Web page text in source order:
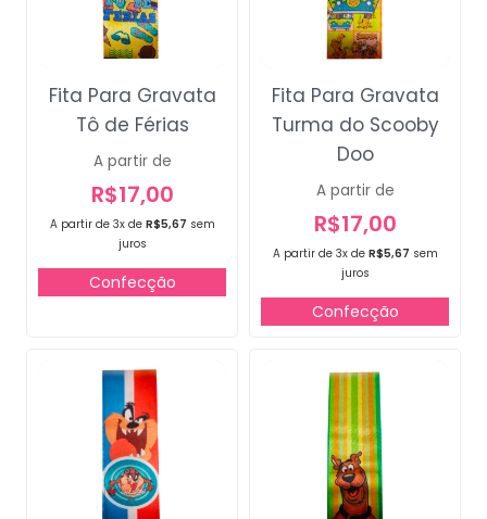
A partir de 3x de R$5,67 sem
juros
Fita Para Gravata
Tô de Férias
A partir de
R$17,00
Confecção
A partir de 3x de R$5,67 sem
juros
Fita Para Gravata
Turma do Scooby
Doo
A partir de
R$17,00
Confecção